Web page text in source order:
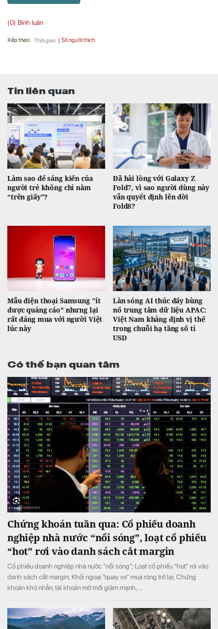
(0) Bình luận
Xếp theo: Thời gian Số người thích
Tin liên quan
Làm sao để sáng kiến của
người trẻ không chỉ nằm
“trên giấy”?
Đã hài lòng với Galaxy Z
Fold7, vì sao người dùng này
vẫn quyết định lên đời
Fold8?
Mẫu điện thoại Samsung "ít
được quảng cáo" nhưng lại
rất đáng mua với người Việt
lúc này
Làn sóng AI thúc đẩy bùng
nổ trung tâm dữ liệu APAC:
Việt Nam khẳng định vị thế
trong chuỗi hạ tầng số tỉ
USD
Có thể bạn quan tâm
Chứng khoán tuần qua: Cổ phiếu doanh
nghiệp nhà nước “nổi sóng”, loạt cổ phiếu
“hot” rơi vào danh sách cắt margin
Cổ phiếu doanh nghiệp nhà nước “nổi sóng”; Loạt cổ phiếu “hot” rơi vào
danh sách cắt margin; Khối ngoại “quay xe” mua ròng trở lại; Chứng
khoán khó nhằn, tài khoản mở mới giảm mạnh, …